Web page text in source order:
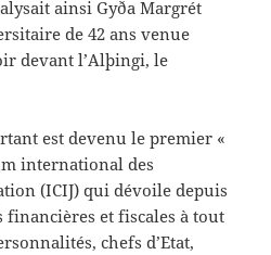
ainsi Gyða Margrét
de 42 ans venue
devant l’Alþingi, le
est devenu le premier «
international des
(ICIJ) qui dévoile depuis
financières et fiscales à tout
chefs d’Etat,